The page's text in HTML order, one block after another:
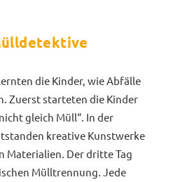
die Kinder, wie Abfälle
Zuerst starteten die Kinder
gleich Müll“. In der
kreative Kunstwerke
Materialien. Der dritte Tag
Mülltrennung. Jede